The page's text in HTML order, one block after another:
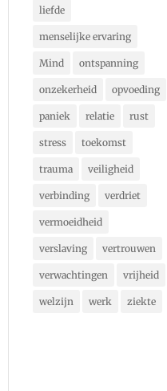
liefde
menselijke ervaring
Mind ontspanning
onzekerheid opvoeding
paniek relatie rust
stress toekomst
trauma veiligheid
verbinding verdriet
vermoeidheid
verslaving vertrouwen
verwachtingen vrijheid
welzijn werk ziekte